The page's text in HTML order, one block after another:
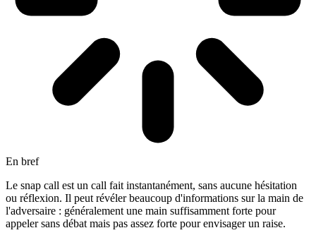
En bref
Le snap call est un call fait instantanément, sans aucune hésitation
ou réflexion. Il peut révéler beaucoup d'informations sur la main de
l'adversaire : généralement une main suffisamment forte pour
appeler sans débat mais pas assez forte pour envisager un raise.